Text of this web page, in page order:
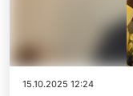
15.10.2025 12:24